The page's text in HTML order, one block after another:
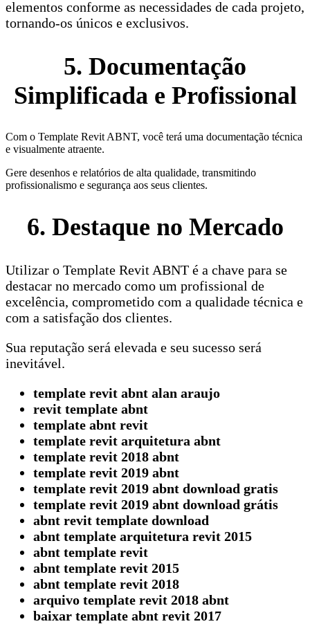
elementos conforme as necessidades de cada projeto,
tornando-os únicos e exclusivos.
5. Documentação
Simplificada e Profissional
Com o Template Revit ABNT, você terá uma documentação técnica
e visualmente atraente.
Gere desenhos e relatórios de alta qualidade, transmitindo
profissionalismo e segurança aos seus clientes.
6. Destaque no Mercado
Utilizar o Template Revit ABNT é a chave para se
destacar no mercado como um profissional de
excelência, comprometido com a qualidade técnica e
com a satisfação dos clientes.
Sua reputação será elevada e seu sucesso será
inevitável.
template revit abnt alan araujo
revit template abnt
template abnt revit
template revit arquitetura abnt
template revit 2018 abnt
template revit 2019 abnt
template revit 2019 abnt download gratis
template revit 2019 abnt download grátis
abnt revit template download
abnt template arquitetura revit 2015
abnt template revit
abnt template revit 2015
abnt template revit 2018
arquivo template revit 2018 abnt
baixar template abnt revit 2017